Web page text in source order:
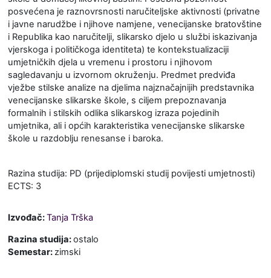
posvećena je raznovrsnosti naručiteljske aktivnosti (privatne
i javne narudžbe i njihove namjene, venecijanske bratovštine
i Republika kao naručitelji, slikarsko djelo u službi iskazivanja
vjerskoga i političkoga identiteta) te kontekstualizaciji
umjetničkih djela u vremenu i prostoru i njihovom
sagledavanju u izvornom okruženju. Predmet predviđa
vježbe stilske analize na djelima najznačajnijih predstavnika
venecijanske slikarske škole, s ciljem prepoznavanja
formalnih i stilskih odlika slikarskog izraza pojedinih
umjetnika, ali i općih karakteristika venecijanske slikarske
škole u razdoblju renesanse i baroka.
Razina studija: PD (prijediplomski studij povijesti umjetnosti)
ECTS: 3
Izvođač:Tanja Trška
Razina studija:ostalo
Semestar:zimski